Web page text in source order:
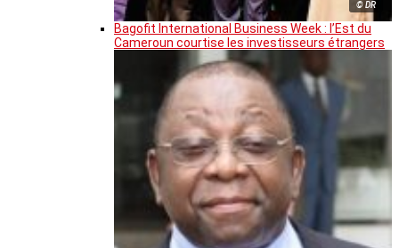
© DR
Bagofit International Business Week : l’Est du
Cameroun courtise les investisseurs étrangers